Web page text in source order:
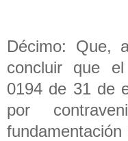
Décimo: Que,
concluir que
0194 de 31 de
por